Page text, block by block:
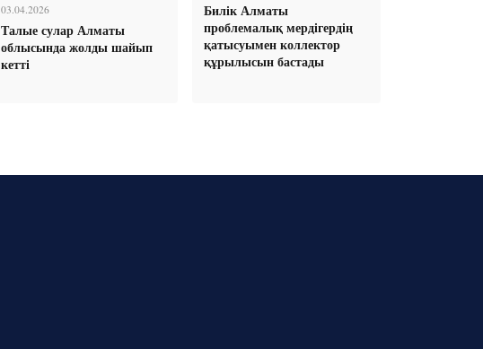
03.04.2026
Талые сулар Алматы
облысында жолды шайып
кетті
Билік Алматы
проблемалық мердігердің
қатысуымен коллектор
құрылысын бастады